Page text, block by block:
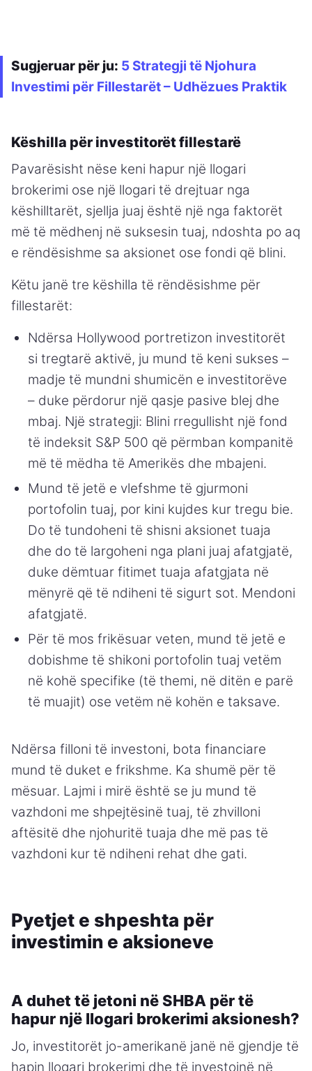
Sugjeruar për ju: 5 Strategji të Njohura
Investimi për Fillestarët – Udhëzues Praktik
Këshilla për investitorët fillestarë
Pavarësisht nëse keni hapur një llogari
brokerimi ose një llogari të drejtuar nga
këshilltarët, sjellja juaj është një nga faktorët
më të mëdhenj në suksesin tuaj, ndoshta po aq
e rëndësishme sa aksionet ose fondi që blini.
Këtu janë tre këshilla të rëndësishme për
fillestarët:
Ndërsa Hollywood portretizon investitorët
si tregtarë aktivë, ju mund të keni sukses –
madje të mundni shumicën e investitorëve
– duke përdorur një qasje pasive blej dhe
mbaj. Një strategji: Blini rregullisht një fond
të indeksit S&P 500 që përmban kompanitë
më të mëdha të Amerikës dhe mbajeni.
Mund të jetë e vlefshme të gjurmoni
portofolin tuaj, por kini kujdes kur tregu bie.
Do të tundoheni të shisni aksionet tuaja
dhe do të largoheni nga plani juaj afatgjatë,
duke dëmtuar fitimet tuaja afatgjata në
mënyrë që të ndiheni të sigurt sot. Mendoni
afatgjatë.
Për të mos frikësuar veten, mund të jetë e
dobishme të shikoni portofolin tuaj vetëm
në kohë specifike (të themi, në ditën e parë
të muajit) ose vetëm në kohën e taksave.
Ndërsa filloni të investoni, bota financiare
mund të duket e frikshme. Ka shumë për të
mësuar. Lajmi i mirë është se ju mund të
vazhdoni me shpejtësinë tuaj, të zhvilloni
aftësitë dhe njohuritë tuaja dhe më pas të
vazhdoni kur të ndiheni rehat dhe gati.
Pyetjet e shpeshta për
investimin e aksioneve
A duhet të jetoni në SHBA për të
hapur një llogari brokerimi aksionesh?
Jo, investitorët jo-amerikanë janë në gjendje të
hapin llogari brokerimi dhe të investojnë në